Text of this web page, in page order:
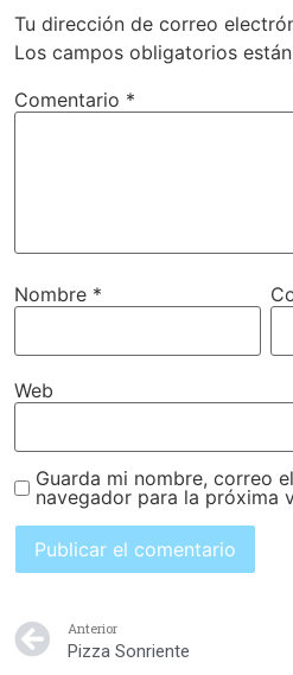
Tu dirección de correo
Los campos obligatorios
Comentario *
Nombre *
Web
Guarda mi nombre, correo
navegador para la próxima
Anterior
Pizza Sonriente